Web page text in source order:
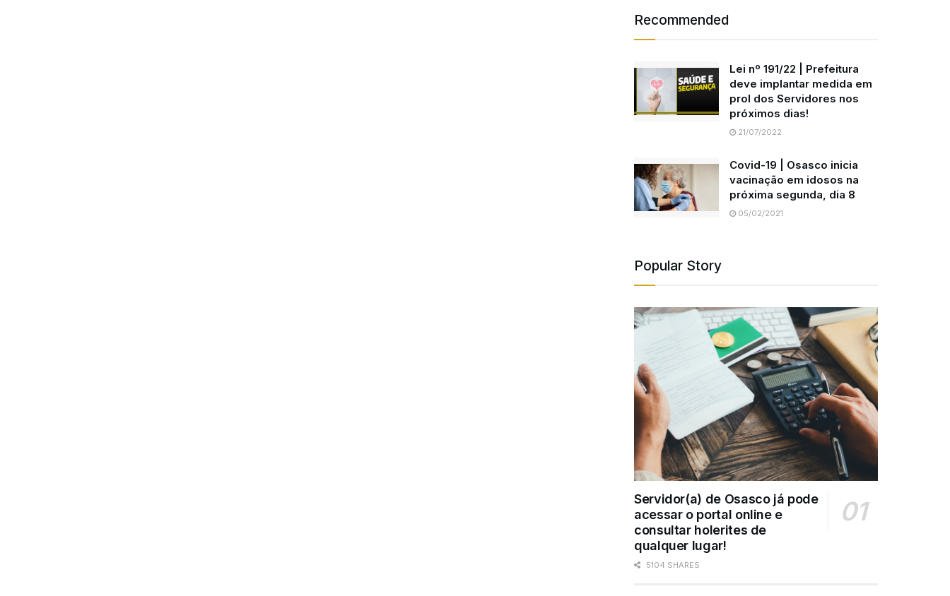
Recommended
Lei nº 191/22 | Prefeitura
deve implantar medida em
prol dos Servidores nos
próximos dias!
21/07/2022
Covid-19 | Osasco inicia
vacinação em idosos na
próxima segunda, dia 8
05/02/2021
Popular Story
Servidor(a) de Osasco já pode
acessar o portal online e
consultar holerites de
qualquer lugar!
5104 SHARES